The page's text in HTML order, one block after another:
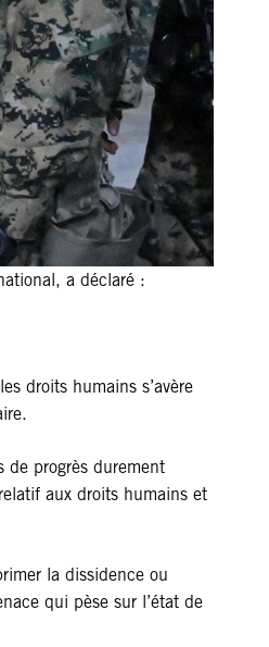
a déclaré :
droits humains s’avère
de progrès durement
aux droits humains et
la dissidence ou
qui pèse sur l’état de